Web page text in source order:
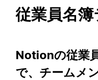
従業員名
Notionの従業
で、チームメ